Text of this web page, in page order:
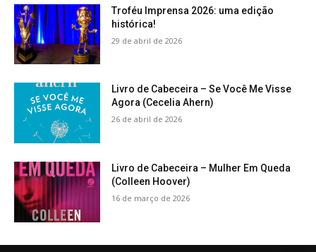
Troféu Imprensa 2026: uma edição
histórica!
29 de abril de 2026
Livro de Cabeceira – Se Você Me Visse
Agora (Cecelia Ahern)
26 de abril de 2026
Livro de Cabeceira – Mulher Em Queda
(Colleen Hoover)
16 de março de 2026